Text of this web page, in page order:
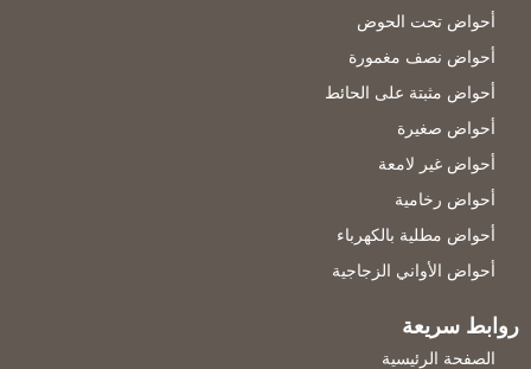
أحواض تحت الحوض
أحواض نصف مغمورة
أحواض مثبتة على الحائط
أحواض صغيرة
أحواض غير لامعة
أحواض رخامية
أحواض مطلية بالكهرباء
أحواض الأواني الزجاجية
روابط سريعة
الصفحة الرئيسية